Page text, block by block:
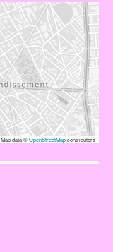
Map data ©OpenStreetMapcontributors